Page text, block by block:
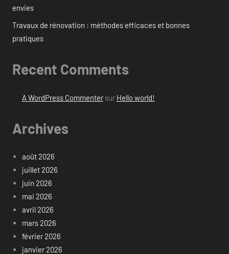
envies
Travaux de rénovation : méthodes efficaces et bonnes
pratiques
Recent Comments
A WordPress Commentersur Hello world!
Archives
août 2026
juillet 2026
juin 2026
mai 2026
avril 2026
mars 2026
février 2026
janvier 2026